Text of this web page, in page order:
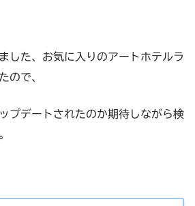
した、お気に入りのアートホテルラ
ので、
プデートされたのか期待しながら検